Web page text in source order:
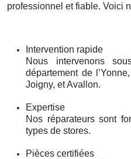
professionnel et fiable. Voici
Intervention rapide
Nous intervenons
département de
Joigny, et Avallon.
Expertise
Nos réparateurs sont
types de stores.
Pièces certifiées